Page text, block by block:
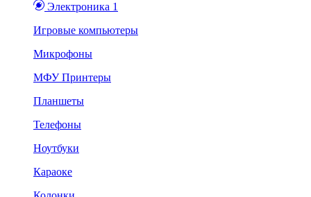
Электроника 1
Игровые компьютеры
Микрофоны
МФУ Принтеры
Планшеты
Телефоны
Ноутбуки
Караоке